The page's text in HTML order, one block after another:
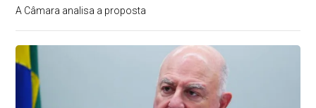
A Câmara analisa a proposta